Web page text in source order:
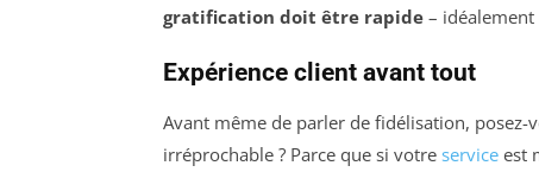
gratification doit être rapide –
Expérience client avant tout
Avant même de parler de fidélisation,
irréprochable ? Parce que si votre service est